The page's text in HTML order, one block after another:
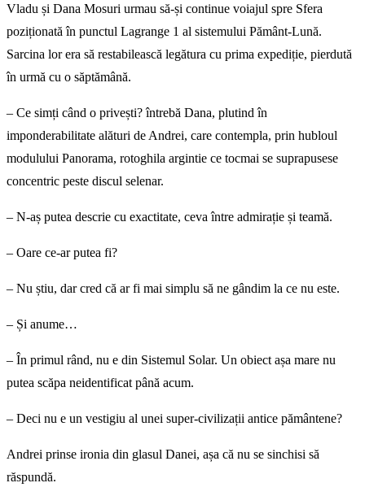
Vladu și Dana Mosuri urmau să-și continue voiajul spre Sfera
poziționată în punctul Lagrange 1 al sistemului Pământ-Lună.
Sarcina lor era să restabilească legătura cu prima expediție, pierdută
în urmă cu o săptămână.
– Ce simți când o privești? întrebă Dana, plutind în
imponderabilitate alături de Andrei, care contempla, prin hubloul
modulului Panorama, rotoghila argintie ce tocmai se suprapusese
concentric peste discul selenar.
– N-aș putea descrie cu exactitate, ceva între admirație și teamă.
– Oare ce-ar putea fi?
– Nu știu, dar cred că ar fi mai simplu să ne gândim la ce nu este.
– Și anume…
– În primul rând, nu e din Sistemul Solar. Un obiect așa mare nu
putea scăpa neidentificat până acum.
– Deci nu e un vestigiu al unei super-civilizații antice pământene?
Andrei prinse ironia din glasul Danei, așa că nu se sinchisi să
răspundă.